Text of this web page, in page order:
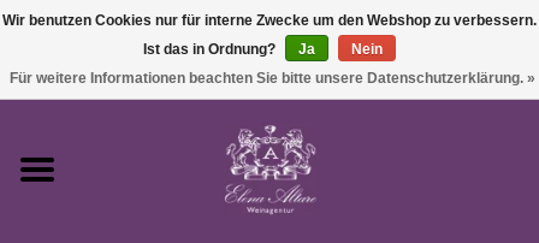
Startseite
Wir benutzen Cookies nur für interne Zwecke um den Webshop zu verbessern.
Ist das in Ordnung?
Ja
Nein
Für weitere Informationen beachten Sie bitte unsere Datenschutzerklärung. »